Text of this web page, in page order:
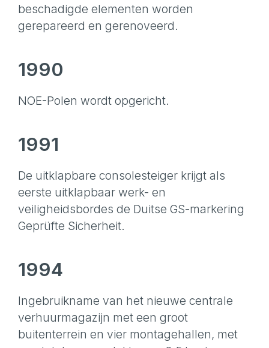
beschadigde elementen worden
gerepareerd en gerenoveerd.
1990
NOE-Polen wordt opgericht.
1991
De uitklapbare consolesteiger krijgt als
eerste uitklapbaar werk- en
veiligheidsbordes de Duitse GS-markering
Geprüfte Sicherheit.
1994
Ingebruikname van het nieuwe centrale
verhuurmagazijn met een groot
buitenterrein en vier montagehallen, met